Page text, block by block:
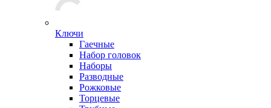
Ключи
Гаечные
Набор головок
Наборы
Разводные
Рожковые
Торцевые